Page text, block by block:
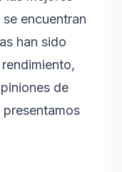
encuentran
han sido
de